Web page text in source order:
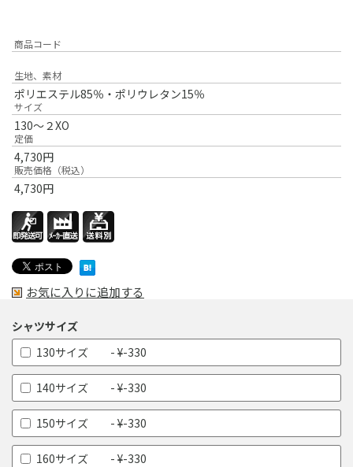
商品コード
生地、素材
ポリエステル85％・ポリウレタン15％
サイズ
130～２XO
定価
4,730円
販売価格（税込）
4,730円
お気に入りに追加する
シャツサイズ
130サイズ - ¥-330
140サイズ - ¥-330
150サイズ - ¥-330
160サイズ - ¥-330